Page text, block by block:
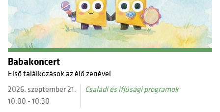
Babakoncert
Első találkozások az élő zenével
2026. szeptember 21.
10:00 - 10:30
Családi és ifjúsági programok